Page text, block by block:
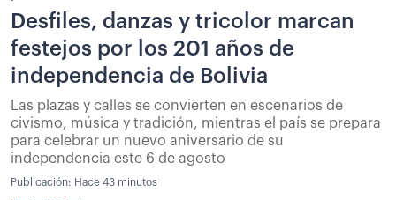
Desfiles, danzas y tricolor marcan
festejos por los 201 años de
independencia de Bolivia
Las plazas y calles se convierten en escenarios de
civismo, música y tradición, mientras el país se prepara
para celebrar un nuevo aniversario de su
independencia este 6 de agosto
Publicación: Hace 43 minutos